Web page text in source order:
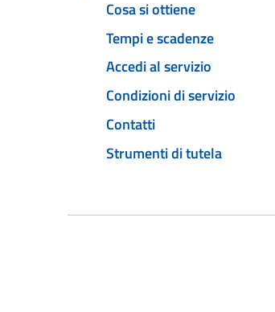
Cosa si ottiene
Tempi e scadenze
Accedi al servizio
Condizioni di servizio
Contatti
Strumenti di tutela